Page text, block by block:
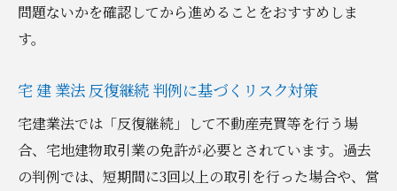
問題ないかを確認してから進めることをおすすめしま
す。
宅 建 業法 反復継続 判例に基づくリスク対策
宅建業法では「反復継続」して不動産売買等を行う場
合、宅地建物取引業の免許が必要とされています。過去
の判例では、短期間に3回以上の取引を行った場合や、営